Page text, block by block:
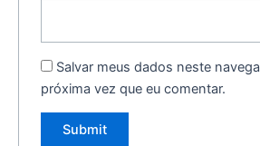
Salvar meus dados neste
próxima vez que eu comentar.